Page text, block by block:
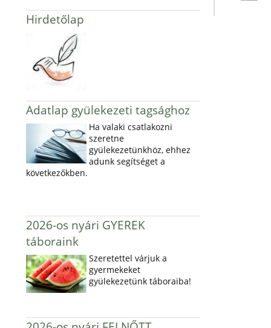
Hirdetőlap
Adatlap gyülekezeti tagsághoz
Ha valaki csatlakozni
szeretne
gyülekezetünkhöz, ehhez
adunk segítséget a
következőkben.
2026-os nyári GYEREK
táboraink
Szeretettel várjuk a
gyermekeket
gyülekezetünk táboraiba!